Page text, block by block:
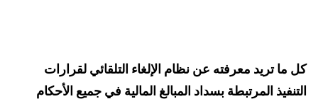
كل ما تريد معرفته عن نظام الإلغاء التلقائي لقرارات
التنفيذ المرتبطة بسداد المبالغ المالية في جميع الأحكام